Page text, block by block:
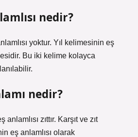
nedir?
yoktur. Yıl kelimesinin eş
Bu iki kelime kolayca
nedir?
zıttır. Karşıt ve zıt
eş anlamlısı olarak